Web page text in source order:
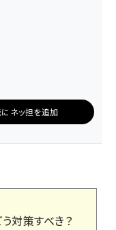
ネッ担を追加
対策すべき？